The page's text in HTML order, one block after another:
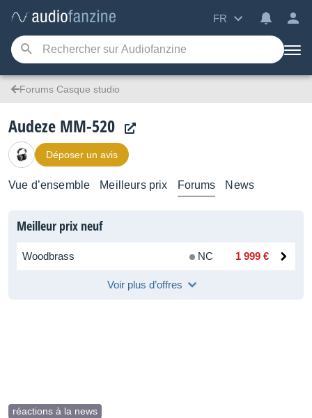
FR
Forums Casque studio
Audeze MM-520
Déposer un avis
Vue d’ensemble Meilleurs prix Forums News
Meilleur prix neuf
Woodbrass NC 1 999 €
Voir plus d’offres
réactions à la news